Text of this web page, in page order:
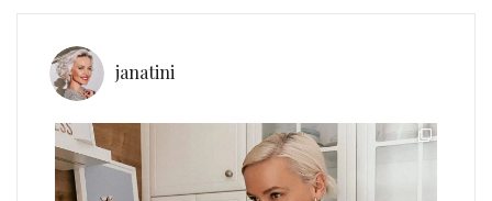
janatini